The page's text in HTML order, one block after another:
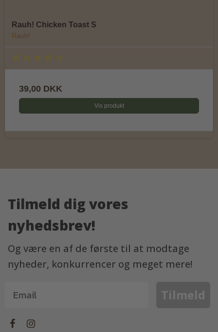
Rauh! Chicken Toast S
Rauh!
39,00 DKK
Vis produkt
Tilmeld dig vores
nyhedsbrev!
Og være en af de første til at modtage
nyheder, konkurrencer og meget mere!
Tilmeld